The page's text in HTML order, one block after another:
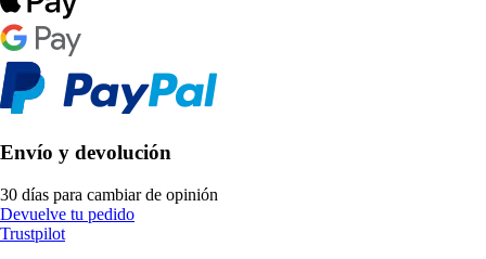
Envío y devolución
30 días para cambiar de opinión
Devuelve tu pedido
Trustpilot